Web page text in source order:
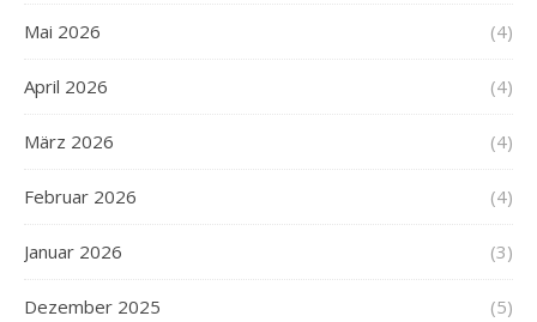
Mai 2026 (4)
April 2026 (4)
März 2026 (4)
Februar 2026 (4)
Januar 2026 (3)
Dezember 2025 (5)